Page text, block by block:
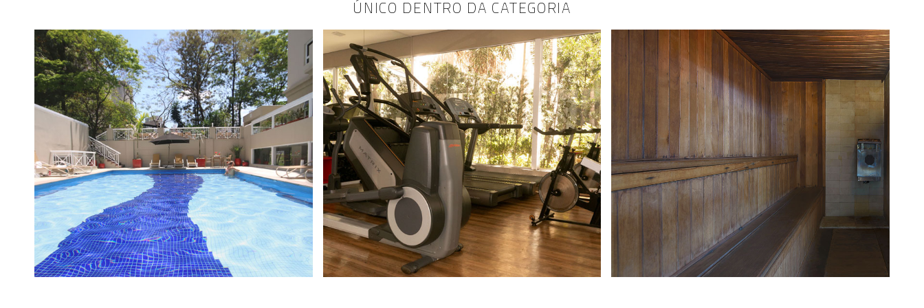
ÚNICO DENTRO DA CATEGORIA